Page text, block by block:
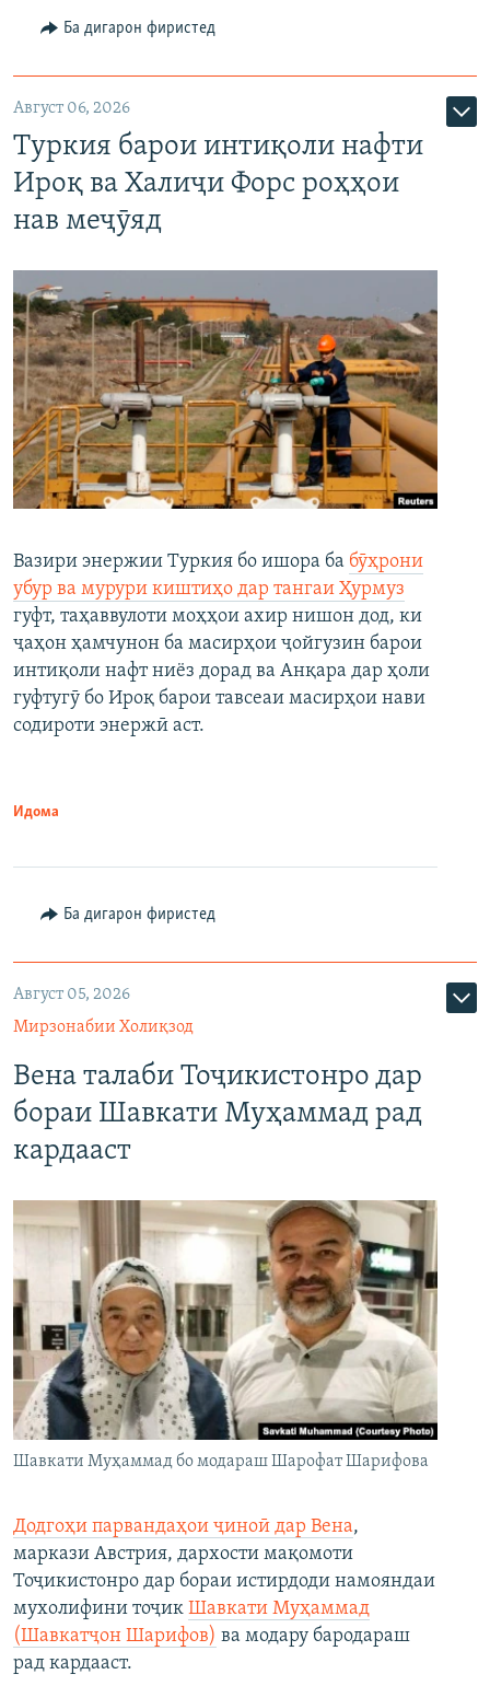
Ба дигарон фиристед
Август 06, 2026
Туркия барои интиқоли нафти
Ироқ ва Халиҷи Форс роҳҳои
нав меҷӯяд
Вазири энержии Туркия бо ишора ба бӯҳрони
убур ва мурури киштиҳо дар тангаи Ҳурмуз
гуфт, таҳаввулоти моҳҳои ахир нишон дод, ки
ҷаҳон ҳамчунон ба масирҳои ҷойгузин барои
интиқоли нафт ниёз дорад ва Анқара дар ҳоли
гуфтугӯ бо Ироқ барои тавсеаи масирҳои нави
содироти энержӣ аст.
Идома
Ба дигарон фиристед
Август 05, 2026
Мирзонабии Холиқзод
Вена талаби Тоҷикистонро дар
бораи Шавкати Муҳаммад рад
кардааст
Шавкати Муҳаммад бо модараш Шарофат Шарифова
Додгоҳи парвандаҳои ҷиноӣ дар Вена,
маркази Австрия, дархости мақомоти
Тоҷикистонро дар бораи истирдоди намояндаи
мухолифини тоҷик Шавкати Муҳаммад
(Шавкатҷон Шарифов) ва модару бародараш
рад кардааст.